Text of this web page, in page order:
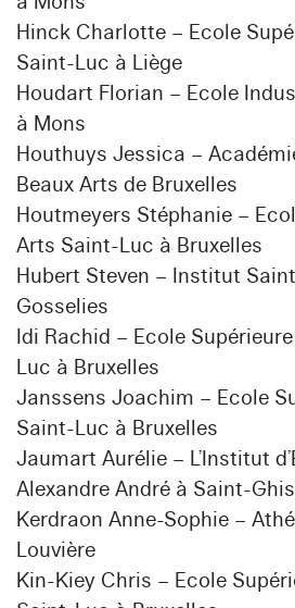
Hinck Charlotte – Ecole
Saint-Luc à Liège
Houdart Florian – Ecole
à Mons
Houthuys Jessica –
Beaux Arts de Bruxelles
Houtmeyers Stéphanie –
Arts Saint-Luc à Bruxelles
Hubert Steven – Institut
Gosselies
Idi Rachid – Ecole
Luc à Bruxelles
Janssens Joachim – Ecole
Saint-Luc à Bruxelles
Jaumart Aurélie – L’Institut
Alexandre André à Saint-
Kerdraon Anne-Sophie –
Louvière
Kin-Kiey Chris – Ecole